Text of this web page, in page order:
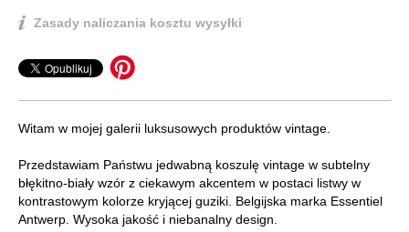
Zasady naliczania kosztu wysyłki
Witam w mojej galerii luksusowych produktów vintage.
Przedstawiam Państwu jedwabną koszulę vintage w subtelny
błękitno-biały wzór z ciekawym akcentem w postaci listwy w
kontrastowym kolorze kryjącej guziki. Belgijska marka Essentiel
Antwerp. Wysoka jakość i niebanalny design.